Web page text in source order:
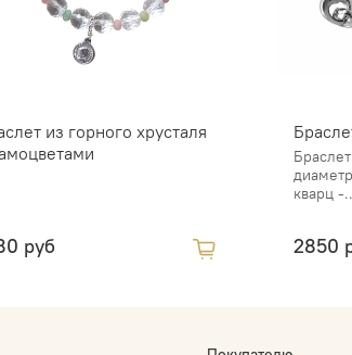
из горного хрусталя
руб
кварц -
2850